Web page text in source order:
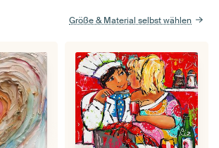
Größe & Material selbst wählen